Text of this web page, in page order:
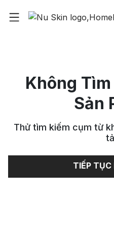
Không
Sản
Thử tìm kiếm cụm từ
TIẾP